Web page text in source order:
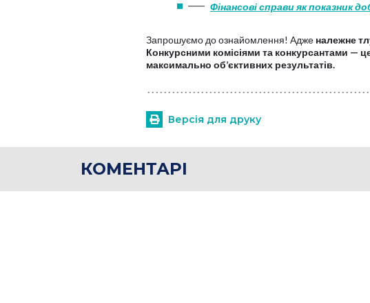
Фінансові справи як показник
Запрошуємо до ознайомлення! Адже належне
Конкурсними комісіями та конкурсантами —
максимально об’єктивних результатів.
Версія для друку
КОМЕНТАРІ